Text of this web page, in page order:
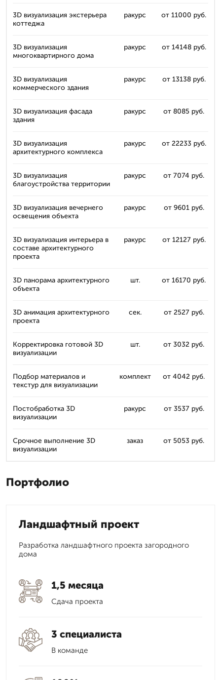
3D визуализация экстерьера
коттеджа
ракурс от 11000 руб.
3D визуализация
многоквартирного дома
ракурс от 14148 руб.
3D визуализация
коммерческого здания
ракурс от 13138 руб.
3D визуализация фасада
здания
ракурс от 8085 руб.
3D визуализация
архитектурного комплекса
ракурс от 22233 руб.
3D визуализация
благоустройства территории
ракурс от 7074 руб.
3D визуализация вечернего
освещения объекта
ракурс от 9601 руб.
3D визуализация интерьера в
составе архитектурного
проекта
ракурс от 12127 руб.
3D панорама архитектурного
объекта
шт. от 16170 руб.
3D анимация архитектурного
проекта
сек. от 2527 руб.
Корректировка готовой 3D
визуализации
шт. от 3032 руб.
Подбор материалов и
текстур для визуализации
комплект от 4042 руб.
Постобработка 3D
визуализации
ракурс от 3537 руб.
Срочное выполнение 3D
визуализации
заказ от 5053 руб.
Портфолио
Ландшафтный проект
Разработка ландшафтного проекта загородного
дома
1,5 месяца
Сдача проекта
3 специалиста
В команде